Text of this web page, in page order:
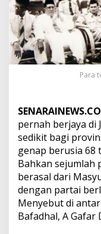
Para
pernah berjaya di
sedikit bagi
genap berusia 68
Bahkan sejumlah
berasal dari
dengan partai
Menyebut di
Bafadhal, A Gafar